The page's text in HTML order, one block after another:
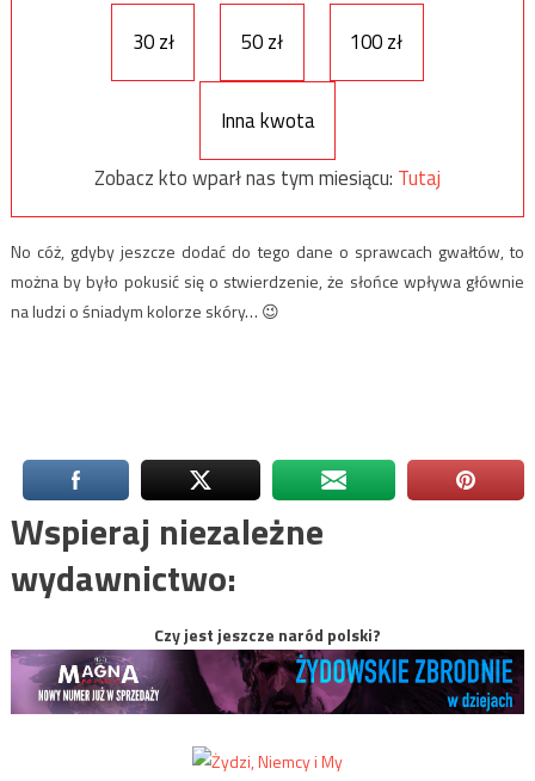
30 zł 50 zł 100 zł
Inna kwota
Zobacz kto wparł nas tym miesiącu: Tutaj
No cóż, gdyby jeszcze dodać do tego dane o sprawcach gwałtów, to
można by było pokusić się o stwierdzenie, że słońce wpływa głównie
na ludzi o śniadym kolorze skóry… 😉
Wspieraj niezależne
wydawnictwo:
Czy jest jeszcze naród polski?